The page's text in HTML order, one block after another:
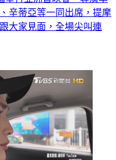
辛蒂亞等一同出席，提摩
大家見面，全場尖叫連